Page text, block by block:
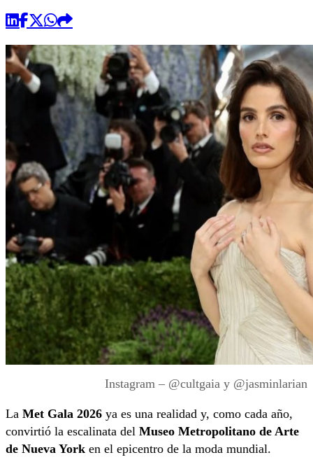
Instagram – @cultgaia y @jasminlarian
La Met Gala 2026 ya es una realidad y, como cada año,
convirtió la escalinata del Museo Metropolitano de Arte
de Nueva York en el epicentro de la moda mundial.